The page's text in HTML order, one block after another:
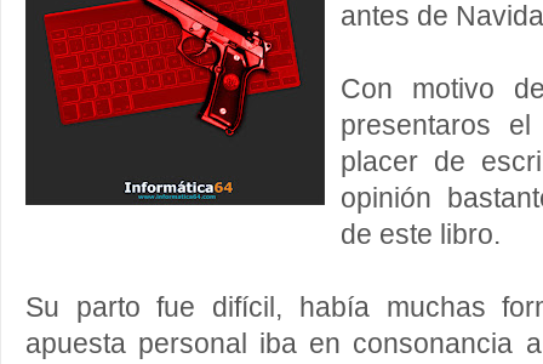
antes de
Con motivo
presentaros
placer de
opinión
de este libro.
Su parto fue difícil, había muchas
apuesta personal iba en consonancia